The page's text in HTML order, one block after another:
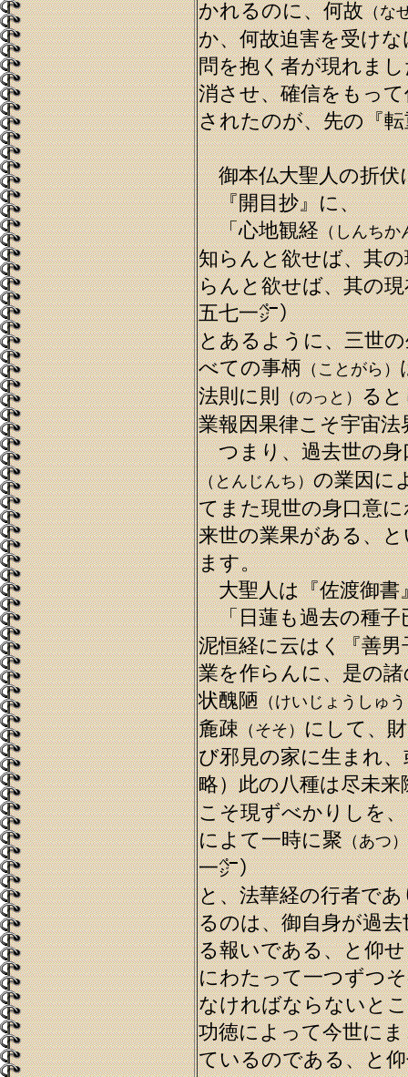
かれるのに、何故（な
か、何故迫害を受け
問を抱く者が現れま
消させ、確信をもっ
されたのが、先の『
御本仏大聖人の折伏
『開目抄』に、
「心地観経（しんちか
知らんと欲せば、其
らんと欲せば、其の
五七一㌻）
とあるように、三世
べての事柄（ことがら）
法則に則（のっと）ると
業報因果律こそ宇宙
つまり、過去世の身
（とんじんち）の業因に
てまた現世の身口意
来世の業果がある、
ます。
大聖人は『佐渡御書
「日蓮も過去の種子
泥恒経に云はく『善
業を作らんに、是の
状醜陋（けいじょうしゅ
麁疎（そそ）にして、
び邪見の家に生まれ
略）此の八種は尽未来
こそ現ずべかりしを
によて一時に聚（あつ）
一㌻）
と、法華経の行者で
るのは、御自身が過
る報いである、と仰
にわたって一つずつ
なければならないと
功徳によって今世に
ているのである、と